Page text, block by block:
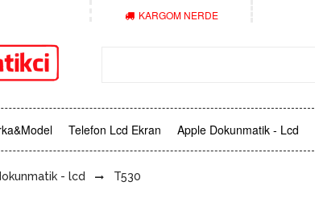
KARGOM NERDE
Telefon Lcd Ekran Apple Dokunmatik - Lcd
- lcd T530